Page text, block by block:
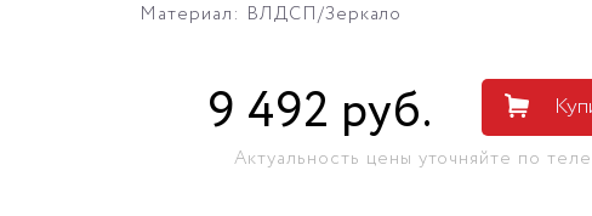
Материал: ВЛДСП/Зеркало
9 492 руб.
Актуальность цены уточняйте по